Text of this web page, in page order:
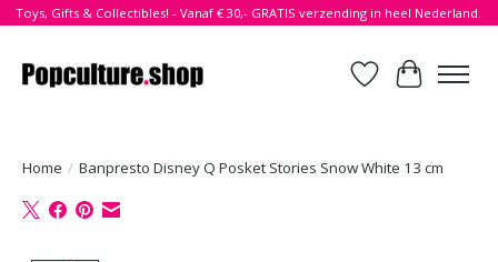
Toys, Gifts & Collectibles! - Vanaf € 30,- GRATIS verzending in heel Nederland.
Verlanglijst
Home / Banpresto Disney Q Posket Stories Snow White 13 cm